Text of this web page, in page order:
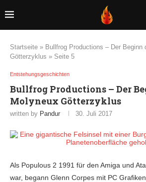
Startseite » Bullfrog Productions – Der Beginn
Götterzyklus » Seite 5
Entstehungsgeschichten
Bullfrog Productions – Der
Molyneux Götterzyklus
written by Pandur 30. Juli 2017
Als Populous 2 1991 für den Amiga und
war, begann Glenn Corpes mit PC